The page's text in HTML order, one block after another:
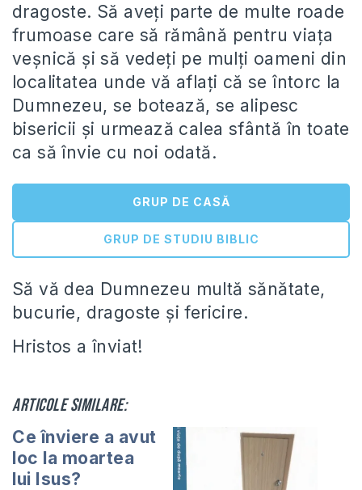
dragoste. Să aveți parte de multe roade
frumoase care să rămână pentru viața
veșnică și să vedeți pe mulți oameni din
localitatea unde vă aflați că se întorc la
Dumnezeu, se botează, se alipesc
bisericii și urmează calea sfântă în toate
ca să învie cu noi odată.
GRUP DE CASĂ
GRUP DE STUDIU BIBLIC
Să vă dea Dumnezeu multă sănătate,
bucurie, dragoste și fericire.
Hristos a înviat!
Articole similare:
Ce înviere a avut
loc la moartea
lui Isus?